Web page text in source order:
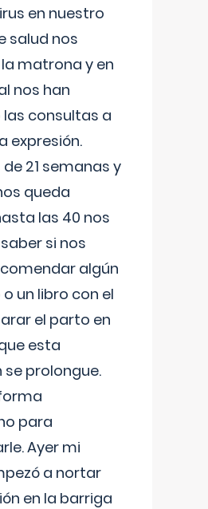
en nuestro
salud nos
matrona y en
nos han
consultas a
expresión.
21 semanas y
queda
las 40 nos
si nos
algún
un libro con el
el parto en
esta
se prolongue.
para
Ayer mi
a nortar
en la barriga